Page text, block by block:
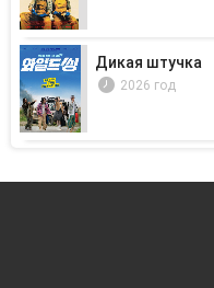
Дикая штучка
2026 год